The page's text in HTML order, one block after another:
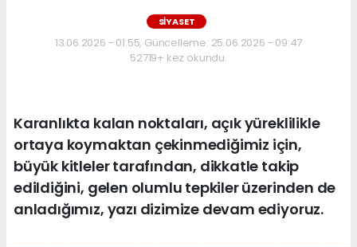
SİYASET
13.06.2026 - 01:55, Güncelleme: 25.06.2026 - 09:47
52719+ kez okundu.
Karanlıkta kalan noktaları, açık yüreklilikle
ortaya koymaktan çekinmediğimiz için,
büyük kitleler tarafından, dikkatle takip
edildiğini, gelen olumlu tepkiler üzerinden de
anladığımız, yazı dizimize devam ediyoruz.